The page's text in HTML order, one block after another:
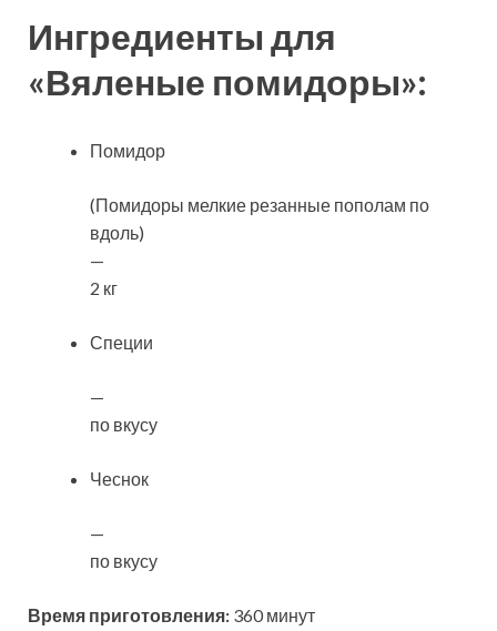
Ингредиенты для
«Вяленые помидоры»:
Помидор
(Помидоры мелкие резанные пополам по
вдоль)
—
2 кг
Специи
—
по вкусу
Чеснок
—
по вкусу
Время приготовления: 360 минут